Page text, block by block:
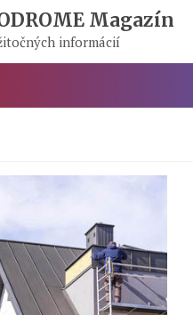
Magazín
informácií